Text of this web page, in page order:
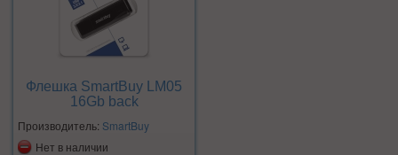
Флешка SmartBuy LM05
16Gb back
Производитель: SmartBuy
Нет в наличии